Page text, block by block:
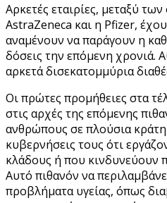
Αρκετές εταιρίες, μεταξύ
AstraZeneca και η Pfizer,
αναμένουν να παράγουν η
δόσεις την επόμενη χρονιά.
αρκετά δισεκατομμύρια
Οι πρώτες προμήθειες στα
στις αρχές της επόμενης
ανθρώπους σε πλούσια
κυβερνήσεις τους ότι
κλάδους ή που κινδυνεύουν
Αυτό πιθανόν να
προβλήματα υγείας, όπως